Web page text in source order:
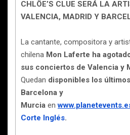
CHLÖE’S CLUE SERÁ LA
VALENCIA, MADRID Y
La cantante, compositora y
chilena Mon Laferte ha
sus conciertos de Valencia y
Quedan disponibles los
Barcelona y
Murcia en
Corte Inglés.